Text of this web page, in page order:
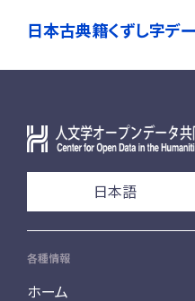
日本古典籍くずし字デ
日本語
各種情報
ホーム